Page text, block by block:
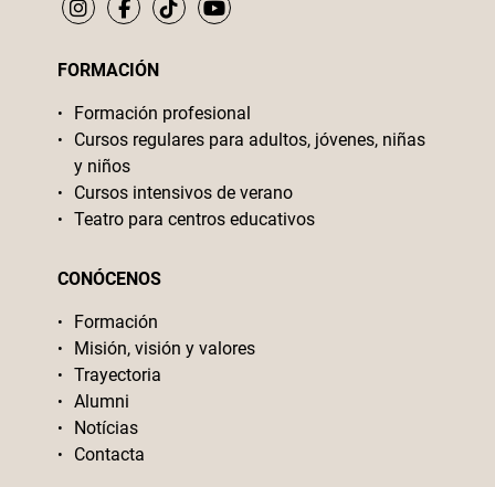
FORMACIÓN
Formación profesional
Cursos regulares para adultos, jóvenes, niñas
y niños
Cursos intensivos de verano
Teatro para centros educativos
CONÓCENOS
Formación
Misión, visión y valores
Trayectoria
Alumni
Notícias
Contacta